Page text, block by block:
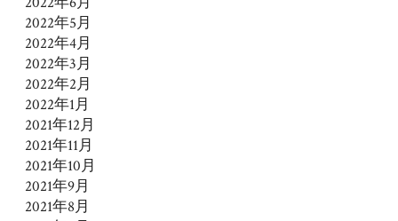
2022年5月
2022年4月
2022年3月
2022年2月
2022年1月
2021年12月
2021年11月
2021年10月
2021年9月
2021年8月